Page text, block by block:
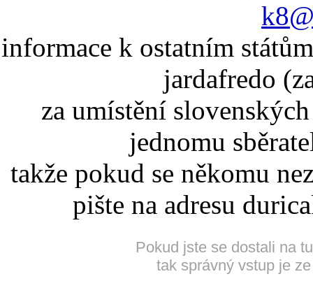
informace k ostatním
jardafredo
za umístění
jednomu
takže pokud se někomu
pište na adresu
Pokud jste se dostali na
tak správný vstup je